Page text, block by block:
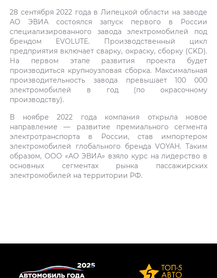
28 сентября 2022 года в Липецкой области на заводе
АО ЭВИА состоялся запуск первого в России
специализированного завода электромобилей под
брендом EVOLUTE. Производственный цикл
предприятия включает сварку, окраску, сборку (CKD).
На первом этапе развития проекта будет
производиться крупноузловая сборка. Максимальная
производительность завода превышает 100 000
электромобилей в год (по окрасочному
производству).
В ноябре 2022 года компания открыла новое
направление — развитие премиального сегмента
электротранспорта в России, став импортером
электромобилей глобального бренда VOYAH. Таким
образом, ООО «АО ЭВИА» взяло курс на лидерство в
основных сегментах рынка пассажирских
электромобилей на территории РФ.